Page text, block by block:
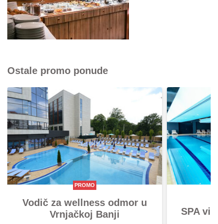
Ostale promo ponude
PROMO
Vodič za wellness odmor u
Vrnjačkoj Banji
SPA